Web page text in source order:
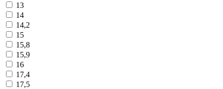
13
14
14,2
15
15,8
15,9
16
17,4
17,5